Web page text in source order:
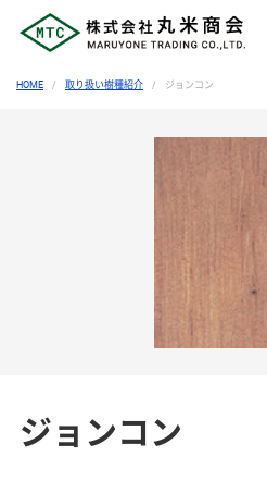
HOME 取り扱い樹種紹介 ジョンコン
ジョンコン